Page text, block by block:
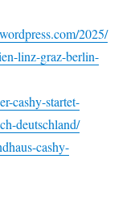
2025/
linz-graz-berlin-
cashy-startet-
deutschland/
cashy-